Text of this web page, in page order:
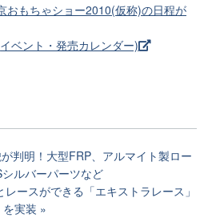
おもちゃショー2010(仮称)の日程が
ベント・発売カレンダー)
判明！大型FRP、アルマイト製ロー
ルバーパーツなど
ースができる「エキストラレース」
を実装